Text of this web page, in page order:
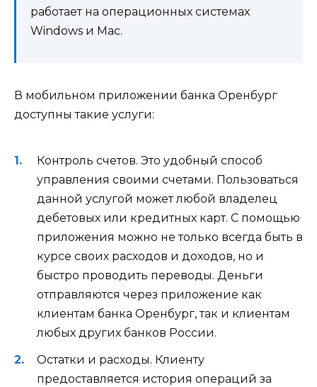
работает на операционных системах
Windows и Mac.
В мобильном приложении банка Оренбург
доступны такие услуги:
Контроль счетов. Это удобный способ
управления своими счетами. Пользоваться
данной услугой может любой владелец
дебетовых или кредитных карт. С помощью
приложения можно не только всегда быть в
курсе своих расходов и доходов, но и
быстро проводить переводы. Деньги
отправляются через приложение как
клиентам банка Оренбург, так и клиентам
любых других банков России.
Остатки и расходы. Клиенту
предоставляется история операций за